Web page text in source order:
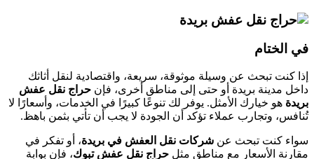
في الختام
إذا كنت تبحث عن وسيلة موثوقة، سريعة، واقتصادية لنقل أثاثك
داخل مدينة بريدة أو حتى إلى مناطق أخرى، فإن حراج نقل عفش
بريدة هو خيارك الأمثل. يوفر لك تنوعًا كبيرًا في الخدمات، وأسعارًا لا
تُنافس، وتجارب عملاء تؤكد أن الجودة لا يجب أن تأتي بثمن باهظ.
سواء كنت تبحث عن شركات نقل العفش في بريدة، أو تفكر في
مقارنة الأسعار مع مناطق مثل حراج نقل عفش تبوك، فإن بوابة